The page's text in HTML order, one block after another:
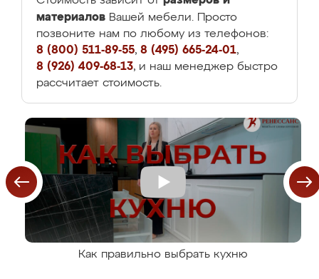
материалов Вашей мебели. Просто
позвоните нам по любому из телефонов:
8 (800) 511-89-55, 8 (495) 665-24-01,
8 (926) 409-68-13, и наш менеджер быстро
рассчитает стоимость.
Как правильно выбрать кухню